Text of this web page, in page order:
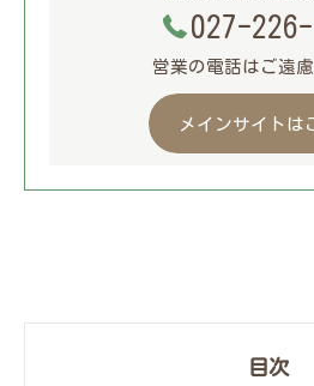
027-
営業の電話はご遠
メインサイトは
目次